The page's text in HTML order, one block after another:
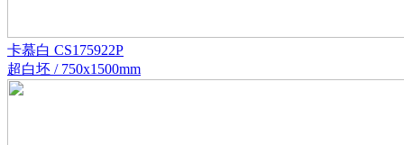
卡慕白 CS175922P
超白坯 / 750x1500mm